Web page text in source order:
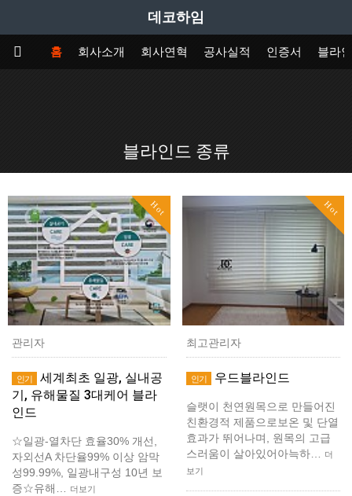
데코하임
홈 회사소개 회사연혁 공사실적 인증서 블라
블라인드 종류
Hot
관리자
인기
세계최초 일광, 실내공
기, 유해물질 3대케어 블라
인드
​☆일광-열차단 효율30% 개선,
자외선A 차단율99% 이상 암막
성99.99%, 일광내구성 10년 보
증☆유해…
더보기
Hot
최고관리자
인기 우드블라인드
슬랫이 천연원목으로 만들어진
친환경적 제품으로보온 및 단열
효과가 뛰어나며, 원목의 고급
스러움이 살아있어아늑하…
더
보기